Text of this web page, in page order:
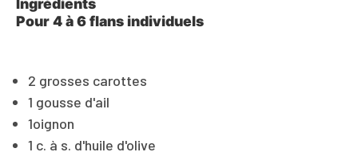
Ingrédients
Pour 4 à 6 flans individuels
2 grosses carottes
1 gousse d'ail
1oignon
1 c. à s. d'huile d'olive